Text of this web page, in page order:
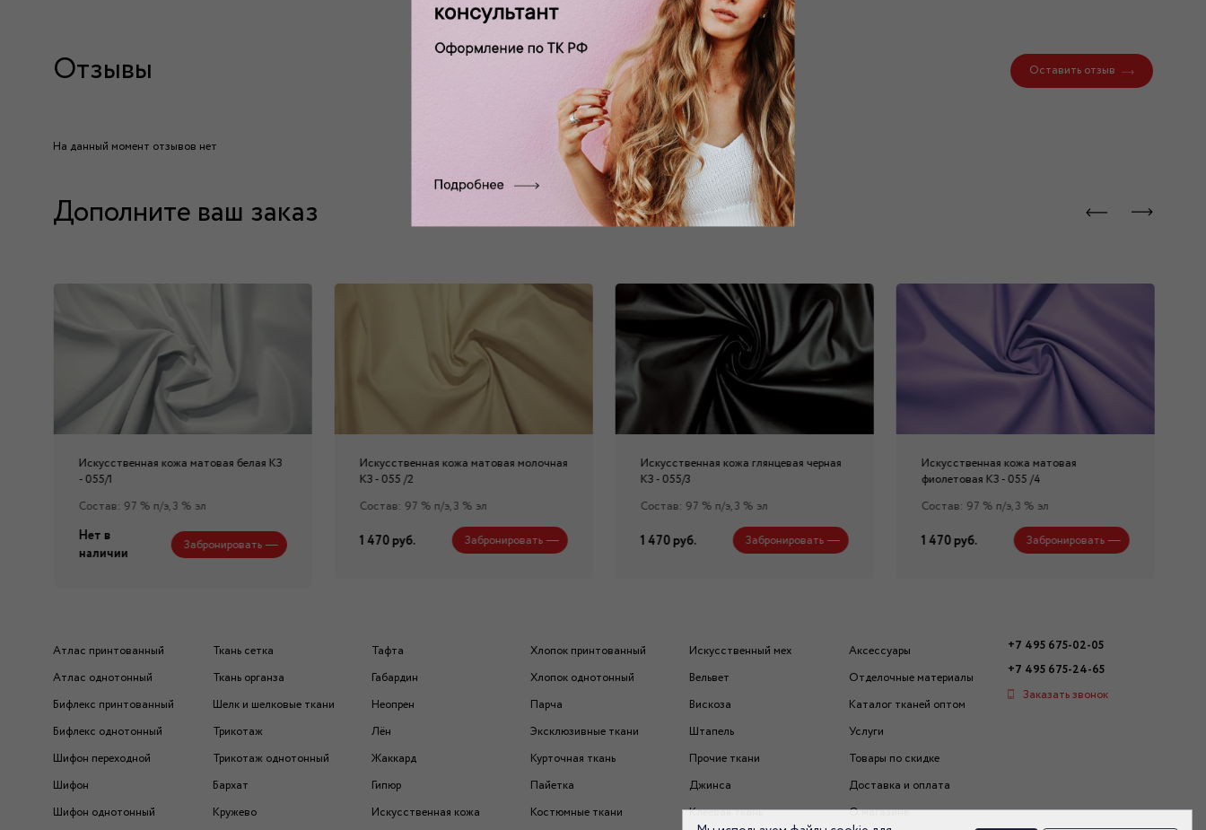
Отзывы Оставить отзыв
На данный момент отзывов нет
Дополните ваш заказ
Искусственная кожа матовая белая КЗ
- 055/1
Состав: 97 % п/э, 3 % эл
Нет в
наличии
Забронировать
Искусственная кожа матовая молочная
КЗ - 055 /2
Состав: 97 % п/э, 3 % эл
1 470 руб. Забронировать
Искусственная кожа глянцевая черная
КЗ - 055/3
Состав: 97 % п/э, 3 % эл
1 470 руб. Забронировать
Искусственная кожа матовая
фиолетовая КЗ - 055 /4
Состав: 97 % п/э, 3 % эл
1 470 руб. Забронировать
Атлас принтованный
Атлас однотонный
Бифлекс принтованный
Бифлекс однотонный
Шифон переходной
Шифон
Шифон однотонный
Ткань сетка
Ткань органза
Шелк и шелковые ткани
Трикотаж
Трикотаж однотонный
Бархат
Кружево
Тафта
Габардин
Неопрен
Лён
Жаккард
Гипюр
Искусственная кожа
Хлопок принтованный
Хлопок однотонный
Парча
Эксклюзивные ткани
Курточная ткань
Пайетка
Костюмные ткани
Искусственный мех
Вельвет
Вискоза
Штапель
Прочие ткани
Джинса
Клеевая ткань
Аксессуары
Отделочные материалы
Каталог тканей оптом
Услуги
Товары по скидке
Доставка и оплата
О магазине
+7 495 675-02-05
+7 495 675-24-65
Заказать звонок